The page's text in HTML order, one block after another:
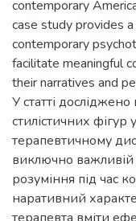
contemporary
case study provides
contemporary
facilitate meaningful
their narratives and
У статті
стилістичних
терапевтичному
виключно важливій
розуміння під час
наративний